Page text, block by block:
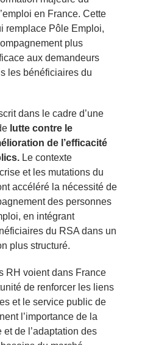
en France. Cette
remplace Pôle Emploi,
plus
aux demandeurs
les bénéficiaires du
dans le cadre d’une
lutte contre le
de l’efficacité
Le contexte
et les mutations du
accéléré la nécessité de
des personnes
en intégrant
du RSA dans un
plus structuré.
RH voient dans France
de renforcer les liens
et le service public de
l’importance de la
de l’adaptation des